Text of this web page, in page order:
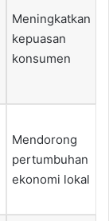
Meningkatkan
kepuasan
konsumen
Mendorong
pertumbuhan
ekonomi lokal